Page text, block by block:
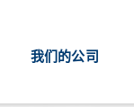
我们的公司